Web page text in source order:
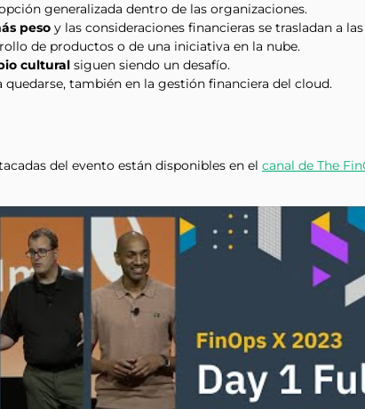
generalizada dentro de las organizaciones.
peso y las consideraciones financieras se trasladan a las
de productos o de una iniciativa en la nube.
cultural siguen siendo un desafío.
también en la gestión financiera del cloud.
del evento están disponibles en el canal de The